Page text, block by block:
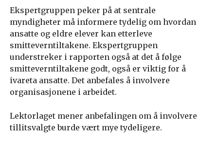
Ekspertgruppen peker på at sentrale
myndigheter må informere tydelig om hvordan
ansatte og eldre elever kan etterleve
smitteverntiltakene. Ekspertgruppen
understreker i rapporten også at det å følge
smitteverntiltakene godt, også er viktig for å
ivareta ansatte. Det anbefales å involvere
organisasjonene i arbeidet.
Lektorlaget mener anbefalingen om å involvere
tillitsvalgte burde vært mye tydeligere.